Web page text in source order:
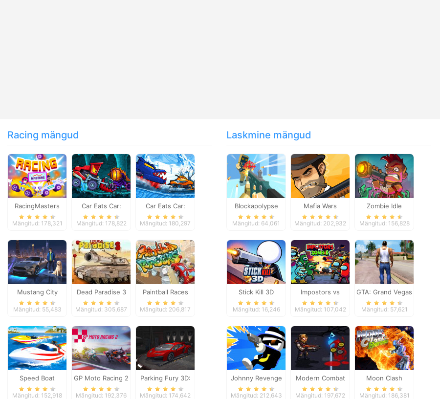
Racing mängud
RacingMasters
Mängitud: 178,321
Car Eats Car:
Dungeon
Adventure
Mängitud: 178,822
Car Eats Car:
Winter Adventure
Mängitud: 180,297
Mustang City
Driver
Mängitud: 55,483
Dead Paradise 3
Mängitud: 305,687
Paintball Races
Mängitud: 206,817
Speed Boat
Extreme Racing
Mängitud: 152,918
GP Moto Racing 2
Mängitud: 192,376
Parking Fury 3D:
Night Thief
Mängitud: 174,642
Laskmine mängud
Blockapolypse
Zombie Shooter
Mängitud: 64,061
Mafia Wars
Mängitud: 202,932
Zombie Idle
Defense Online
Mängitud: 156,828
Stick Kill 3D
Mängitud: 16,246
Impostors vs
Zombies: Survival
Mängitud: 107,042
GTA: Grand Vegas
Crime
Mängitud: 57,621
Johnny Revenge
Mängitud: 212,643
Modern Combat
Defense
Mängitud: 197,672
Moon Clash
Heroes
Mängitud: 186,381